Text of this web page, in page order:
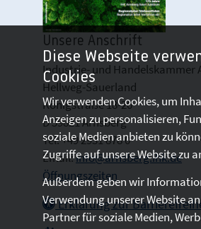
Unsere Anschrift
Industrie- und Handelskammer
Hellweg-Sauerland
Königstraße 18-20
D 59821 Arnsberg
Tel: +49 2931 878 0
Email:info@arnsberg.ihk.de
Öffnungszeiten
Erklärung zur
Diese Webseite
Cookies
Wir verwenden Cookies, um
Anzeigen zu personalisieren,
soziale Medien anbieten zu
Zugriffe auf unsere Website zu
Außerdem geben wir
Verwendung unserer Website
Partner für soziale Medien,